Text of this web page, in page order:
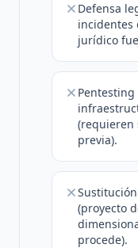
Defensa
incidentes
jurídico
(requieren
previa).
(proyecto
procede).